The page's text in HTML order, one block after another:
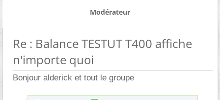
Modérateur
Re : Balance TESTUT T400 affiche
n'importe quoi
Bonjour alderick et tout le groupe